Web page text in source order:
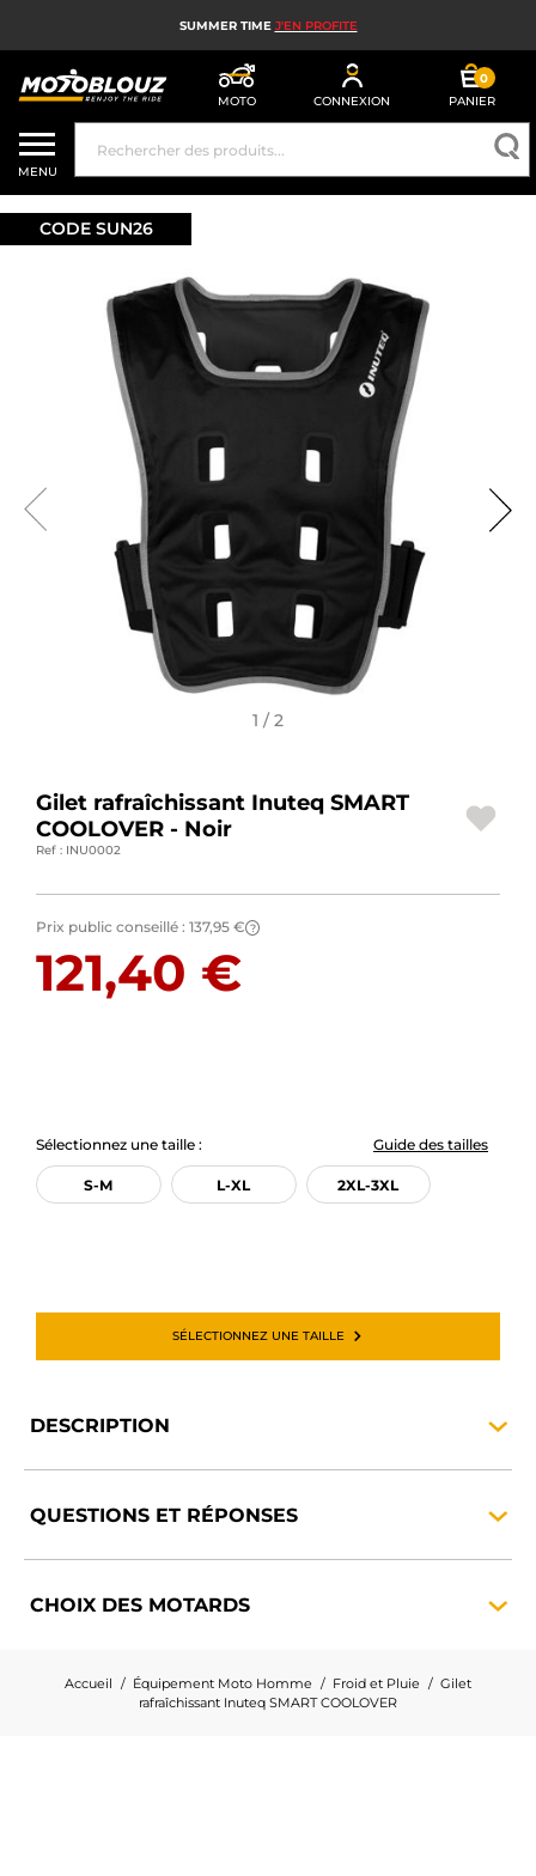
SUMMER TIME J'EN PROFITE
MOTO CONNEXION
0
PANIER
CASQUE MOTO
ÉQUIPEMENT MOTO HOMME
ÉQUIPEMENT MOTO FEMME
MX, ENDURO ET TRIAL
HIGH TECH MOTO
PIÈCES MOTO ET OUTILLAGE
BAGAGERIE MOTO
PNEUS MOTO
SPORTSWEAR
BONS PLANS ET PROMO
FR | EUR €
CONSEILS
NOUS CONTACTER
MENU
CODE SUN26
1 / 2
Gilet rafraîchissant Inuteq SMART
COOLOVER - Noir
Ref : INU0002
Prix public conseillé : 137,95 € ?
121,40 €
Sélectionnez une taille : Guide des tailles
S-M L-XL 2XL-3XL
SÉLECTIONNEZ UNE TAILLE
DESCRIPTION
QUESTIONS ET RÉPONSES
CHOIX DES MOTARDS
Accueil Équipement Moto Homme Froid et Pluie
Gilet
rafraîchissant Inuteq SMART COOLOVER